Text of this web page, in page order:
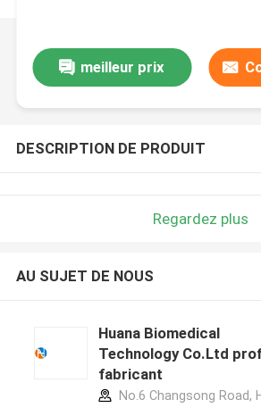
meilleur prix
DESCRIPTION DE PRODUIT
Regardez plus
AU SUJET DE NOUS
Huana Biomedical
Technology Co.Ltd
fabricant
No.6 Changsong Road,